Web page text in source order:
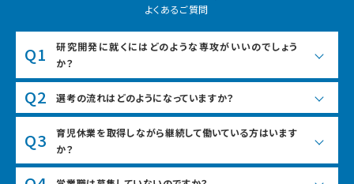
よくあるご質問
Q1
研究開発に就くにはどのような専攻がいいのでしょう
か？
A1 薬学専攻の方はもちろん大歓迎ですが、当社では新しい製剤の開
発を行っていますので、粉体工学や物質化学など、工学や化学、また
農学分野の方も活躍されています。薬剤師資格が必要な業務もあ
りますが、資格は特に必要なく、専攻よりも柔軟な発想と、粘り強く
前向きに努力のできる方が向いています。
Q2
選考の流れはどのようになっていますか？
A2 人事面談⇒適性検査⇒一次面接⇒二次面接⇒最終面接(役員面
接)⇒内定という流れです。
Q3
育児休業を取得しながら継続して働いている方はいます
か？
A3 はい。昨年度の育児休業取得率は、女性100％、男性69,6％です。